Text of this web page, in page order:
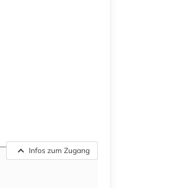
Infos zum Zugang